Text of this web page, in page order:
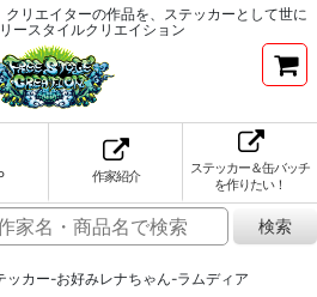
クリエイターの作品を、ステッカーとして世に
ースタイルクリエイション
作家紹介
ステッカー＆缶バッチ
を作りたい！
ッカー-お好みレナちゃん-ラムディア